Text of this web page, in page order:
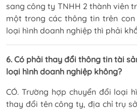
sang công ty TNHH 2 thành viên
một trong các thông tin trên con
loại hình doanh nghiệp thì phải
6. Có phải thay đổi thông tin tài
loại hình doanh nghiệp không?
CÓ. Trường hợp chuyển đổi loại
thay đổi tên công ty, địa chỉ trụ